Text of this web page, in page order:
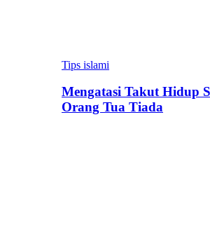
Tips islami
Mengatasi Takut Hidup
Orang Tua Tiada